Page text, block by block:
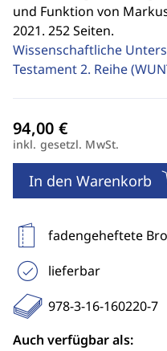
und Funktion von
2021. 252 Seiten.
Wissenschaftliche
Testament 2. Reihe
inkl. gesetzl. MwSt.
In den Warenkorb
fadengeheftete
lieferbar
978-3-16-160220-7
Auch verfügbar als: